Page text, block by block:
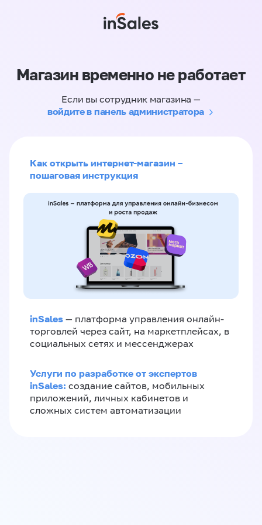
Магазин временно не работает
Если вы сотрудник магазина —
войдите в панель администратора
Как открыть интернет-магазин –
пошаговая инструкция
inSales — платформа управления онлайн-
торговлей через сайт, на маркетплейсах, в
социальных сетях и мессенджерах
Услуги по разработке от экспертов
inSales: создание сайтов, мобильных
приложений, личных кабинетов и
сложных систем автоматизации